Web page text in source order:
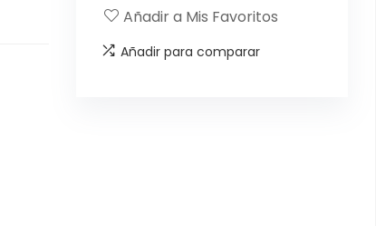
Añadir a Mis Favoritos
Añadir para comparar